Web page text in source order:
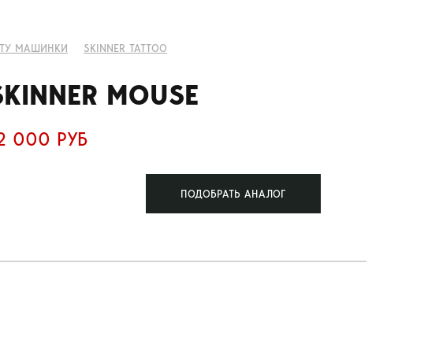
МАШИНКИ SKINNER TATTOO
MOUSE
000 РУБ
ПОДОБРАТЬ АНАЛОГ